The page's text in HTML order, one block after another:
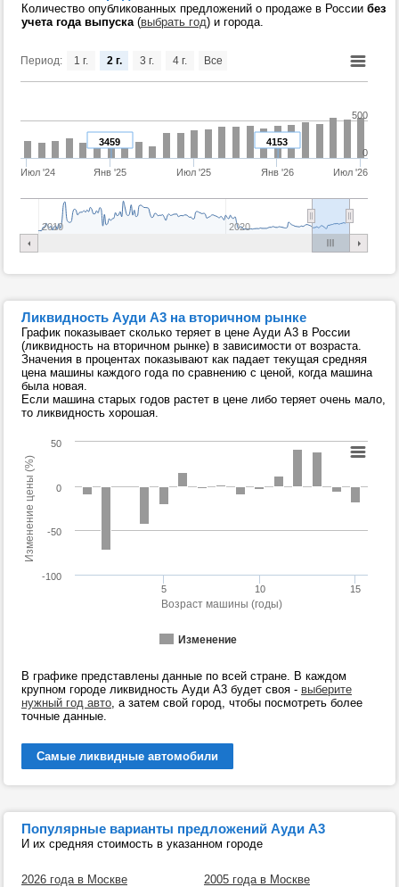
Количество опубликованных предложений о продаже в России без
учета года выпуска(выбрать год) и города.
Период:
4153
3459
Июл '24 Янв '25 Июл '25 Янв '26 Июл '26
2010 2020
0
500
1 г. 2 г. 3 г. 4 г. Все
Ликвидность Ауди А3 на вторичном рынке
График показывает сколько теряет в цене Ауди А3 в России
(ликвидность на вторичном рынке) в зависимости от возраста.
Значения в процентах показывают как падает текущая средняя
цена машины каждого года по сравнению с ценой, когда машина
была новая.
Если машина старых годов растет в цене либо теряет очень мало,
то ликвидность хорошая.
Возраст машины (годы)
Изменение цены (%)
Изменение
5 10 15
-100
-50
0
50
В графике представлены данные по всей стране. В каждом
крупном городе ликвидность Ауди А3 будет своя - выберите
нужный год авто, а затем свой город, чтобы посмотреть более
точные данные.
Самые ликвидные автомобили
Популярные варианты предложений Ауди А3
И их средняя стоимость в указанном городе
2026 года в Москве
2005 года в Москве